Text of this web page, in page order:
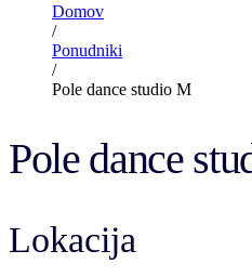
Domov
/
Ponudniki
/
Pole dance studio M
Pole dance
Lokacija